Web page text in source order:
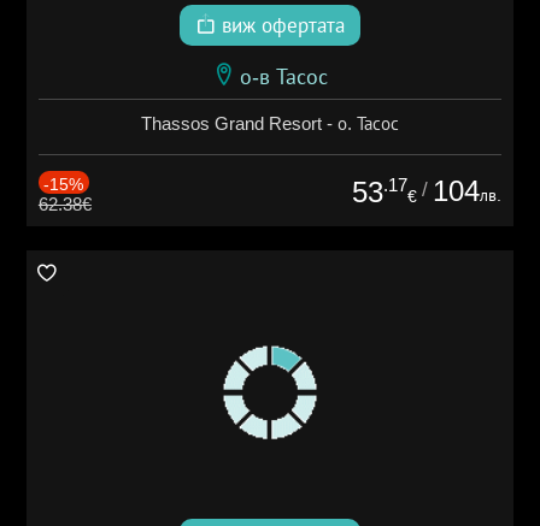
виж офертата
о-в Тасос
Thassos Grand Resort - о. Тасос
-15%
62.38€ 53.17
€ / 104лв.